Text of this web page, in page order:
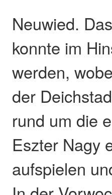
Neuwied.
konnte im
werden,
der
rund um die
Eszter Nagy
aufspielen